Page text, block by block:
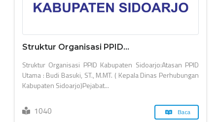
Struktur Organisasi PPID...
Struktur Organisasi PPID Kabupaten Sidoarjo:Atasan PPID
Utama : Budi Basuki, ST., M.MT. ( Kepala Dinas Perhubungan
Kabupaten Sidoarjo)Pejabat...
1040 Baca